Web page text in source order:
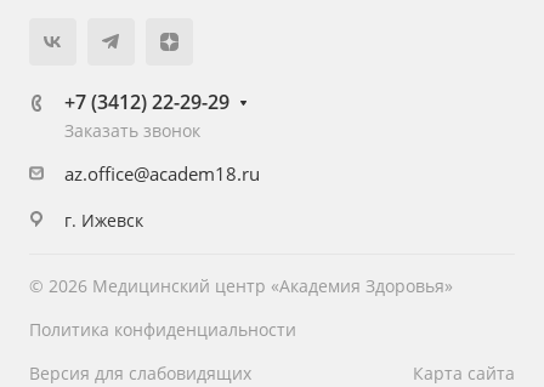
+7 (3412) 22-29-29
Заказать звонок
az.office@academ18.ru
г. Ижевск
© 2026 Медицинский центр «Академия Здоровья»
Политика конфиденциальности
Версия для слабовидящих
Карта сайта